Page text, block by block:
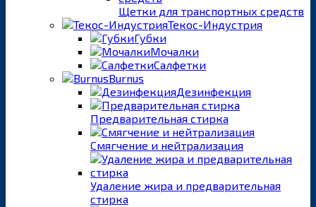
Щетки для транспортных средств
Текос-Индустрия
Губки
Мочалки
Салфетки
Burnus
Дезинфекция
Предварительная стирка
Смягчение и нейтрализация
Удаление жира и предварительная
стирка